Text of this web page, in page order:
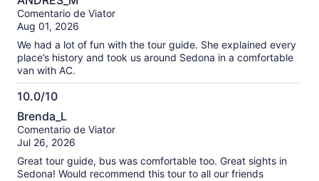
de
10
Comentario de Viator
Aug 01, 2026
We had a lot of fun with the tour guide. She explained every
place’s history and took us around Sedona in a comfortable
van with AC.
10.0/10
10.0
de
10
Brenda_L
Comentario de Viator
Jul 26, 2026
Great tour guide, bus was comfortable too. Great sights in
Sedona! Would recommend this tour to all our friends